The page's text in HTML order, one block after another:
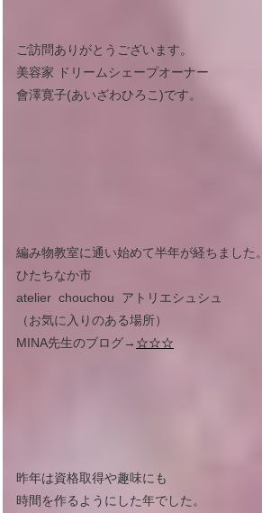
ご訪問ありがとうございます。
美容家 ドリームシェープオーナー
會澤寛子(あいざわひろこ)です。
編み物教室に通い始めて半年が経ちました。
ひたちなか市
atelier chouchou アトリエシュシュ
（お気に入りのある場所）
MINA先生のブログ→ ☆☆☆
昨年は資格取得や趣味にも
時間を作るようにした年でした。